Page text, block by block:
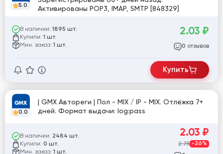
5.0
Активированы POP3, IMAP, SMTP [848329]
В наличии: 1895 шт.
Купили: 1 шт.
Мин. заказ: 1 шт.
2.03 ₽
0 отзывов
Купить
0.0
| GMX Автореги | Пол - MIX / IP - MIX. Отлёжка 7+
дней. Формат выдачи: log:pass
В наличии: 2484 шт.
Купили: 0 шт.
Мин. заказ: 1 шт.
2.03 ₽
2.75 -26%